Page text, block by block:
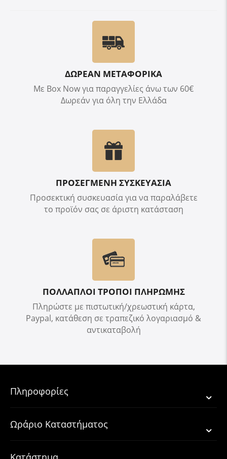
ΔΩΡΕΑΝ ΜΕΤΑΦΟΡΙΚΑ
Με Box Now για παραγγελίες άνω των 60€
Δωρεάν για όλη την Ελλάδα
ΠΡΟΣΕΓΜΕΝΗ ΣΥΣΚΕΥΑΣΙΑ
Προσεκτική συσκευασία για να παραλάβετε
το προϊόν σας σε άριστη κατάσταση
ΠΟΛΛΑΠΛΟΙ ΤΡΟΠΟΙ ΠΛΗΡΩΜΗΣ
Πληρώστε με πιστωτική/χρεωστική κάρτα,
Paypal, κατάθεση σε τραπεζικό λογαριασμό &
αντικαταβολή
Πληροφορίες
Ωράριο Καταστήματος